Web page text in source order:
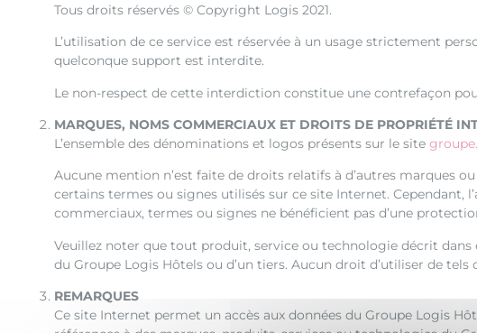
Tous droits réservés © Copyright Logis 2021.
L’utilisation de ce service est réservée à un usage strictement
quelconque support est interdite.
Le non-respect de cette interdiction constitue une contrefaçon
MARQUES, NOMS COMMERCIAUX ET DROITS DE PROPRIÉTÉ
L’ensemble des dénominations et logos présents sur le site
Aucune mention n’est faite de droits relatifs à d’autres marques
certains termes ou signes utilisés sur ce site Internet. Cependant,
commerciaux, termes ou signes ne bénéficient pas d’une
Veuillez noter que tout produit, service ou technologie décrit
du Groupe Logis Hôtels ou d’un tiers. Aucun droit d’utiliser de
REMARQUES
Ce site Internet permet un accès aux données du Groupe Logis